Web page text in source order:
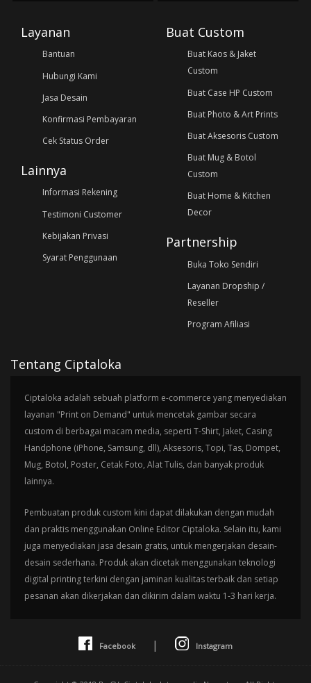
Layanan
Bantuan
Hubungi Kami
Jasa Desain
Konfirmasi Pembayaran
Cek Status Order
Lainnya
Informasi Rekening
Testimoni Customer
Kebijakan Privasi
Syarat Penggunaan
Buat Custom
Buat Kaos & Jaket
Custom
Buat Case HP Custom
Buat Photo & Art Prints
Buat Aksesoris Custom
Buat Mug & Botol
Custom
Buat Home & Kitchen
Decor
Partnership
Buka Toko Sendiri
Layanan Dropship /
Reseller
Program Afiliasi
Tentang Ciptaloka
Ciptaloka adalah sebuah platform e-commerce yang menyediakan
layanan "Print on Demand" untuk mencetak gambar secara
custom di berbagai macam media, seperti T-Shirt, Jaket, Casing
Handphone (iPhone, Samsung, dll), Aksesoris, Topi, Tas, Dompet,
Mug, Botol, Poster, Cetak Foto, Alat Tulis, dan banyak produk
lainnya.
Pembuatan produk custom kini dapat dilakukan dengan mudah
dan praktis menggunakan Online Editor Ciptaloka. Selain itu, kami
juga menyediakan jasa desain gratis, untuk mengerjakan desain-
desain sederhana. Produk akan dicetak menggunakan teknologi
digital printing terkini dengan jaminan kualitas terbaik dan setiap
pesanan akan dikerjakan dan dikirim dalam waktu 1-3 hari kerja.
Facebook | Instagram